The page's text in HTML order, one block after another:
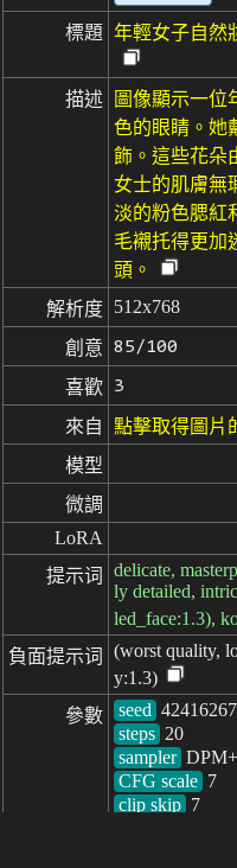
標題 年輕女子自然
描述
圖像顯示一位
色的眼睛。她
飾。這些花朵
女士的肌膚無
淡的粉色腮紅
毛襯托得更加
頭。
解析度 512x768
創意 85/100
喜歡 3
來自 點擊取得圖片
模型
微調
LoRA
提示词
delicate,
ly detailed,
led_face:1.3),
負面提示词
(worst quality,
y:1.3)
參數
seed
steps
sampler
CFG scale
clip skip 7